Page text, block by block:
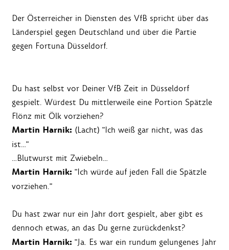
Der Österreicher in Diensten des VfB spricht über das
Länderspiel gegen Deutschland und über die Partie
gegen Fortuna Düsseldorf.
Du hast selbst vor Deiner VfB Zeit in Düsseldorf
gespielt. Würdest Du mittlerweile eine Portion Spätzle
Flönz mit Ölk vorziehen?
Martin Harnik: (Lacht) "Ich weiß gar nicht, was das
ist…"
…Blutwurst mit Zwiebeln…
Martin Harnik: "Ich würde auf jeden Fall die Spätzle
vorziehen."
Du hast zwar nur ein Jahr dort gespielt, aber gibt es
dennoch etwas, an das Du gerne zurückdenkst?
Martin Harnik: "Ja. Es war ein rundum gelungenes Jahr